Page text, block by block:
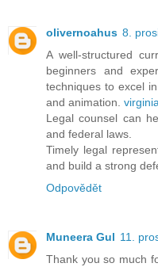
olivernoahus 8.
A well-structured
beginners and
techniques to excel
and animation.
Legal counsel can
and federal laws.
Timely legal
and build a strong
Odpovědět
Muneera Gul 11.
Thank you so much